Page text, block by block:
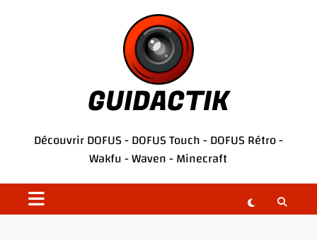
GUIDACTIK
DécouvrirDOFUS-DOFUS Touch-DOFUS Rétro-
Wakfu-Waven-Minecraft